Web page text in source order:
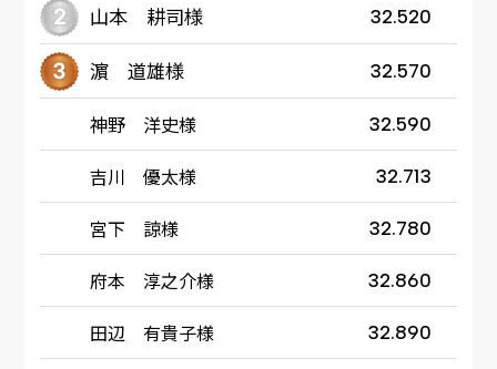
山本 耕司様 32.520
濵 道雄様 32.570
神野 洋史様 32.590
吉川 優太様 32.713
宮下 諒様 32.780
府本 淳之介様 32.860
田辺 有貴子様 32.890